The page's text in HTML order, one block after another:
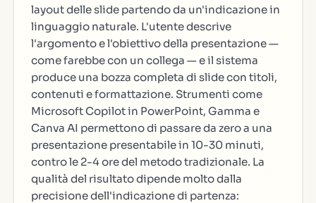
layout delle slide partendo da un'indicazione in
linguaggio naturale. L'utente descrive
l'argomento e l'obiettivo della presentazione —
come farebbe con un collega — e il sistema
produce una bozza completa di slide con titoli,
contenuti e formattazione. Strumenti come
Microsoft Copilot in PowerPoint, Gamma e
Canva AI permettono di passare da zero a una
presentazione presentabile in 10-30 minuti,
contro le 2-4 ore del metodo tradizionale. La
qualità del risultato dipende molto dalla
precisione dell'indicazione di partenza: